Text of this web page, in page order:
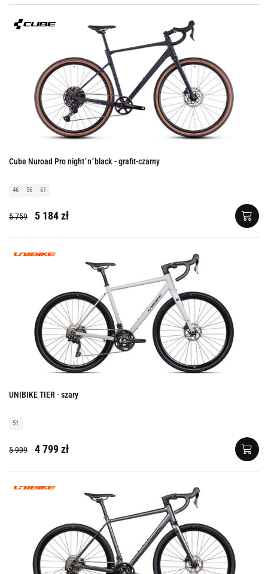
Cube Nuroad Pro night´n´black - grafit-czarny
46 56 61
5 759 5 184 zł
UNIBIKE TIER - szary
51
5 999 4 799 zł